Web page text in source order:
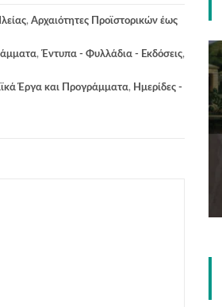
, Αρχαιότητες Προϊστορικών έως
, Έντυπα - Φυλλάδια - Εκδόσεις,
Έργα και Προγράμματα, Ημερίδες -